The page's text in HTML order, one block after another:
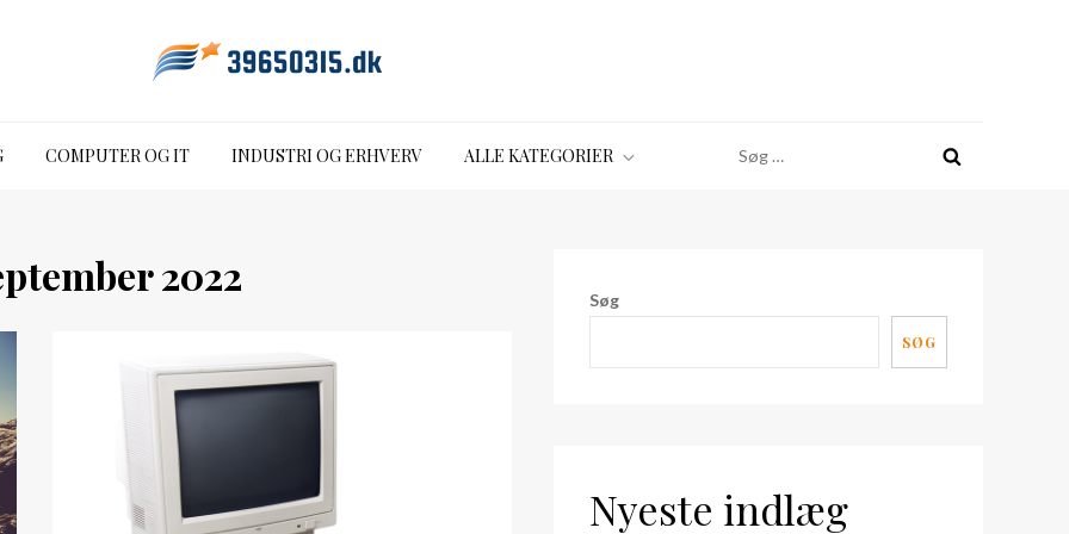
COMPUTER OG IT INDUSTRI OG ERHVERV ALLE KATEGORIER
efter:
2022 Søg
SØG
Nyeste indlæg